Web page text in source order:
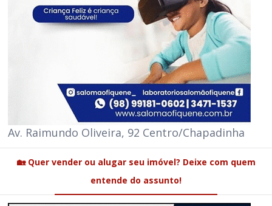
Av. Raimundo Oliveira, 92 Centro/Chapadinha
🏡 Quer vender ou alugar seu imóvel? Deixe com quem
entende do assunto!